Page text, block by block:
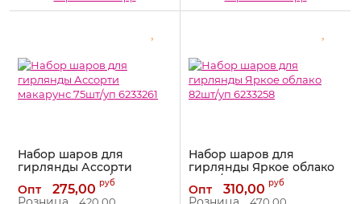
Набор шаров для
гирлянды Ассорти
макарунс 75шт/уп
6233261
Опт 275,00 руб
Набор шаров для
гирлянды Яркое облако
82шт/уп 6233258
Артикул: 6233258
Опт 310,00 руб